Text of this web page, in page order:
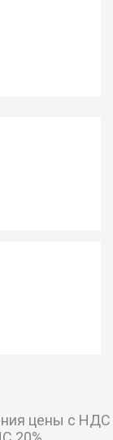
цены с НДС